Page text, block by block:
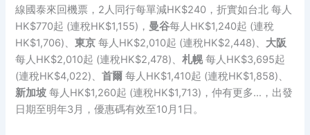
線國泰來回機票，2人同行每單減HK$240，折實如台北 每人
HK$770起 (連稅HK$1,155)， 曼谷每人HK$1,240起 (連稅
HK$1,706)、東京 每人HK$2,010起 (連稅HK$2,448)、 大阪
每人HK$2,010起 (連稅HK$2,478)、札幌每人HK$3,695起
(連稅HK$4,022)、首爾 每人HK$1,410起 (連稅HK$1,858)、
新加坡 每人HK$1,260起 (連稅HK$1,713)，仲有更多…，出發
日期至明年3月，優惠碼有效至10月1日。